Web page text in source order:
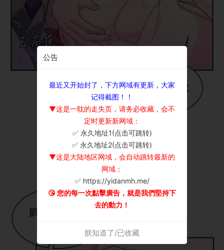
公告
最近又开始封了，下方网域有更新，大家
记得截图！！
▼这是一耽的走失页，请务必收藏，会不
定时更新新网域：
✅ 永久地址1(点击可跳转)
✅ 永久地址2(点击可跳转)
▼这是大陆地区网域，会自动跳转最新的
网域：
✅ https://yidanmh.me/
😘 您的每一次點擊廣告，就是我們堅持下
去的動力！
朕知道了/已收藏